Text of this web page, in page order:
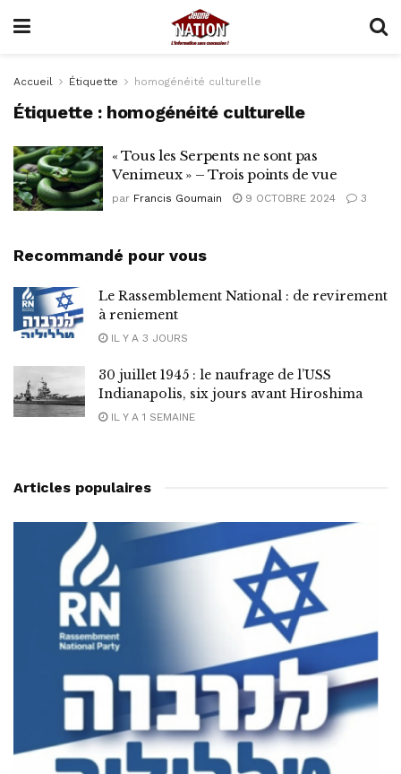
Accueil Étiquette homogénéité culturelle
Étiquette : homogénéité culturelle
« Tous les Serpents ne sont pas
Venimeux » – Trois points de vue
par Francis Goumain 9 OCTOBRE 2024 3
Recommandé pour vous
Le Rassemblement National : de revirement
à reniement
IL Y A 3 JOURS
30 juillet 1945 : le naufrage de l’USS
Indianapolis, six jours avant Hiroshima
IL Y A 1 SEMAINE
Articles populaires